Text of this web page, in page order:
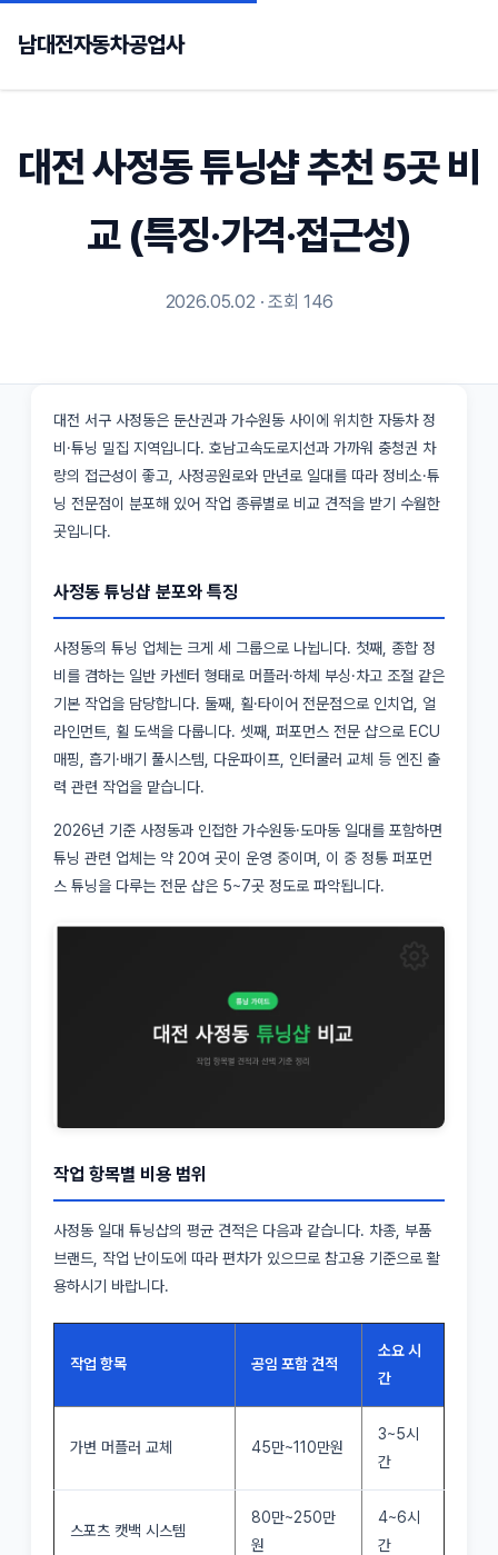
남대전자동차공업사
대전 사정동 튜닝샵 추천 5곳 비
교 (특징·가격·접근성)
2026.05.02 · 조회 146
대전 서구 사정동은 둔산권과 가수원동 사이에 위치한 자동차 정
비·튜닝 밀집 지역입니다. 호남고속도로지선과 가까워 충청권 차
량의 접근성이 좋고, 사정공원로와 만년로 일대를 따라 정비소·튜
닝 전문점이 분포해 있어 작업 종류별로 비교 견적을 받기 수월한
곳입니다.
사정동 튜닝샵 분포와 특징
사정동의 튜닝 업체는 크게 세 그룹으로 나뉩니다. 첫째, 종합 정
비를 겸하는 일반 카센터 형태로 머플러·하체 부싱·차고 조절 같은
기본 작업을 담당합니다. 둘째, 휠·타이어 전문점으로 인치업, 얼
라인먼트, 휠 도색을 다룹니다. 셋째, 퍼포먼스 전문 샵으로 ECU
매핑, 흡기·배기 풀시스템, 다운파이프, 인터쿨러 교체 등 엔진 출
력 관련 작업을 맡습니다.
2026년 기준 사정동과 인접한 가수원동·도마동 일대를 포함하면
튜닝 관련 업체는 약 20여 곳이 운영 중이며, 이 중 정통 퍼포먼
스 튜닝을 다루는 전문 샵은 5~7곳 정도로 파악됩니다.
작업 항목별 비용 범위
사정동 일대 튜닝샵의 평균 견적은 다음과 같습니다. 차종, 부품
브랜드, 작업 난이도에 따라 편차가 있으므로 참고용 기준으로 활
용하시기 바랍니다.
작업 항목 공임 포함 견적
소요 시
간
가변 머플러 교체 45만~110만원
3~5시
간
스포츠 캣백 시스템
80만~250만
원
4~6시
간